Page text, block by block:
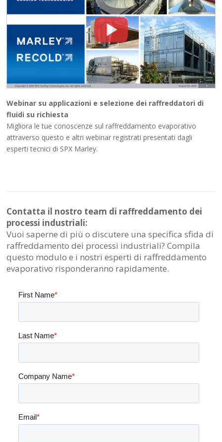
Webinar su applicazioni e selezione dei raffreddatori di
fluidi su richiesta
Migliora le tue conoscenze sul raffreddamento evaporativo
attraverso questo e altri webinar registrati presentati dagli
esperti tecnici di SPX Marley.
Contatta il nostro team di raffreddamento dei
processi industriali:
Vuoi saperne di più o discutere una specifica sfida di
raffreddamento dei processi industriali? Compila
questo modulo e i nostri esperti di raffreddamento
evaporativo risponderanno rapidamente.